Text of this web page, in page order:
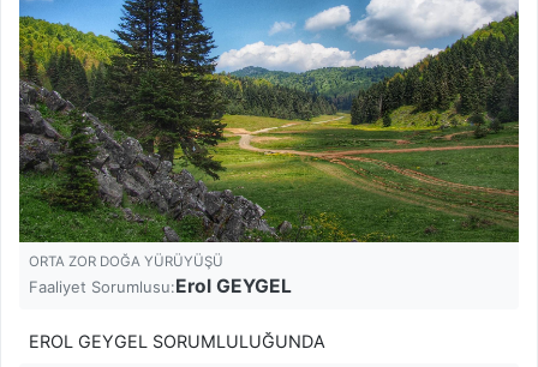
ORTA ZOR DOĞA YÜRÜYÜŞÜ
Faaliyet Sorumlusu:Erol GEYGEL
EROL GEYGEL SORUMLULUĞUNDA